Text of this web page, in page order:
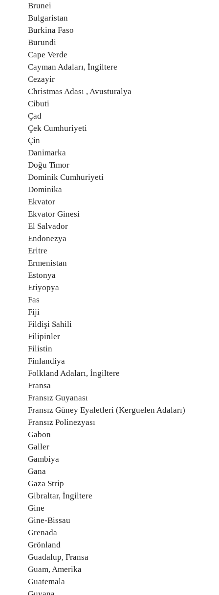
Brunei
Bulgaristan
Burkina Faso
Burundi
Cape Verde
Cayman Adaları, İngiltere
Cezayir
Christmas Adası , Avusturalya
Cibuti
Çad
Çek Cumhuriyeti
Çin
Danimarka
Doğu Timor
Dominik Cumhuriyeti
Dominika
Ekvator
Ekvator Ginesi
El Salvador
Endonezya
Eritre
Ermenistan
Estonya
Etiyopya
Fas
Fiji
Fildişi Sahili
Filipinler
Filistin
Finlandiya
Folkland Adaları, İngiltere
Fransa
Fransız Guyanası
Fransız Güney Eyaletleri (Kerguelen Adaları)
Fransız Polinezyası
Gabon
Galler
Gambiya
Gana
Gaza Strip
Gibraltar, İngiltere
Gine
Gine-Bissau
Grenada
Grönland
Guadalup, Fransa
Guam, Amerika
Guatemala